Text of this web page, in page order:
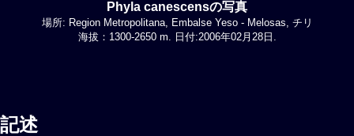
Phyla canescensの写真
場所: Region Metropolitana, Embalse Yeso - Melosas, チリ
海拔：1300-2650 m. 日付:2006年02月28日.
述